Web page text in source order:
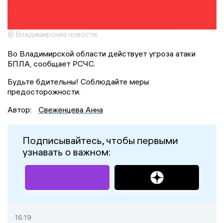
© Владимирские новости
Во Владимирской области действует угроза атаки
БПЛА, сообщает РСЧС.
Будьте бдительны! Соблюдайте меры
предосторожности.
Автор:
Свеженцева Анна
Подписывайтесь, чтобы первыми
узнавать о важном:
16:19